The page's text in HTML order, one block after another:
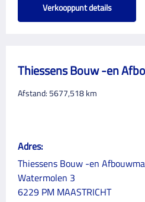
Verkooppunt details
Thiessens Bouw -en
Afstand: 5677,518km
Adres:
Thiessens Bouw -en
Watermolen 3
6229 PM MAASTRICHT